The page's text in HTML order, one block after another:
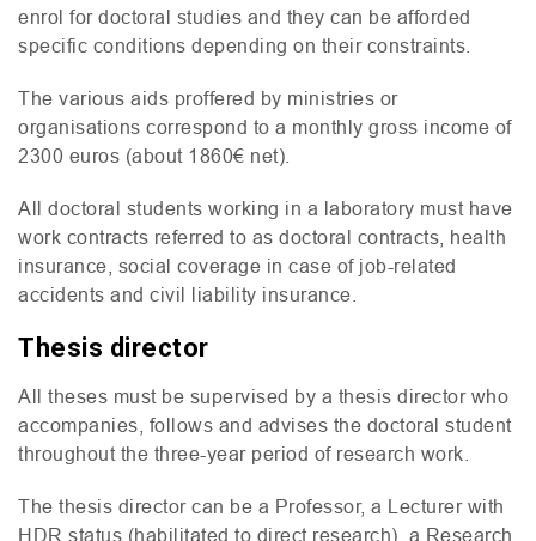
enrol for doctoral studies and they can be afforded
specific conditions depending on their constraints.
The various aids proffered by ministries or
organisations correspond to a monthly gross income of
2300 euros (about 1860€ net).
All doctoral students working in a laboratory must have
work contracts referred to as doctoral contracts, health
insurance, social coverage in case of job-related
accidents and civil liability insurance.
Thesis director
All theses must be supervised by a thesis director who
accompanies, follows and advises the doctoral student
throughout the three-year period of research work.
The thesis director can be a Professor, a Lecturer with
HDR status (habilitated to direct research), a Research